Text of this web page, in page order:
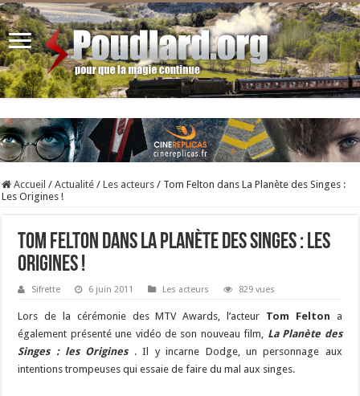
Accueil / Actualité / Les acteurs / Tom Felton dans La Planète des Singes :
Les Origines !
Tom Felton dans La Planète des Singes : Les
Origines !
Sifrette 6 juin 2011 Les acteurs 829 vues
Lors de la cérémonie des MTV Awards, l’acteur Tom Felton a
également présenté une vidéo de son nouveau film, La Planète des
Singes : les Origines . Il y incarne Dodge, un personnage aux
intentions trompeuses qui essaie de faire du mal aux singes.